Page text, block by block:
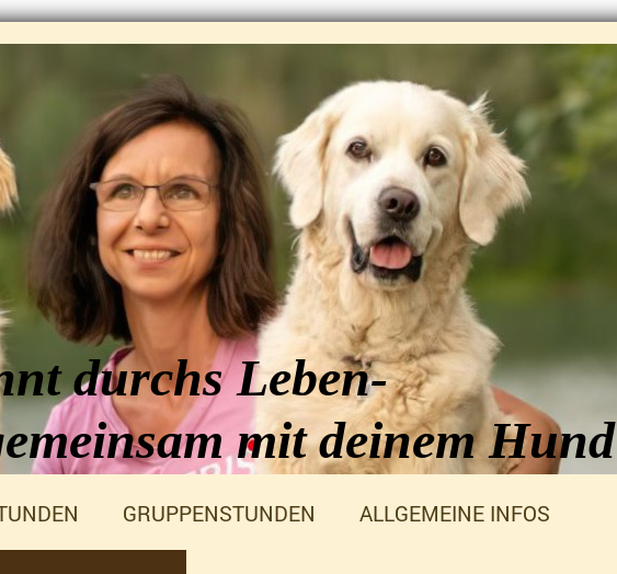
durchs Leben-
mit deinem Hund
GRUPPENSTUNDEN ALLGEMEINE INFOS